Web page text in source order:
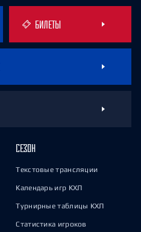
БИЛЕТЫ
СЕЗОН
Текстовые трансляции
Календарь игр КХЛ
Турнирные таблицы КХЛ
Статистика игроков